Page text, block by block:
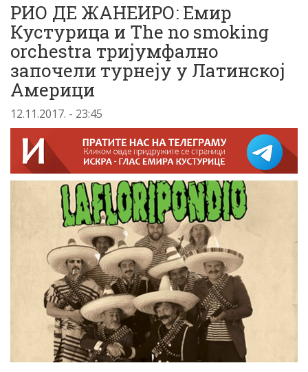
РИО ДЕ ЖАНЕИРО: Емир
Кустурица и The no smoking
orchestra тријумфално
започели турнеју у Латинској
Америци
12.11.2017. - 23:45